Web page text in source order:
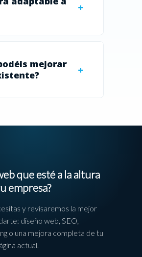
mejorar
que esté a la altura
empresa?
y revisaremos la mejor
diseño web, SEO,
o una mejora completa de tu
actual.